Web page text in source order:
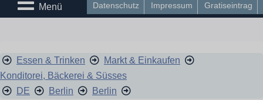
Datenschutz Impressum Gratiseintrag
Menü
Essen & Trinken
Markt & Einkaufen
Konditorei, Bäckerei & Süsses
DE
Berlin Berlin